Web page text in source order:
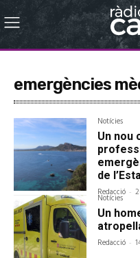
emergències
Notícies
Un nou
de
Redacció -
Notícies
Un
Redacció -